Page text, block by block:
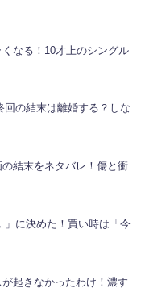
くなる！10才上のシングル
回の結末は離婚する？しな
結末をネタバレ！傷と衝
」に決めた！買い時は「今
が起きなかったわけ！濃す